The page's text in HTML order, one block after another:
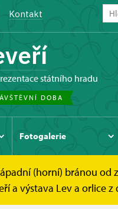
Kontakt
státního hradu
DOBA
Fotogalerie
(horní) bránou od
a výstava Lev a orlice